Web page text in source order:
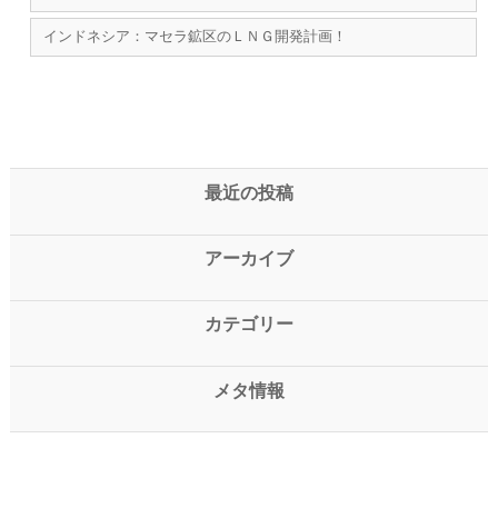
インドネシア：マセラ鉱区のＬＮＧ開発計画！
最近の投稿
アーカイブ
カテゴリー
メタ情報